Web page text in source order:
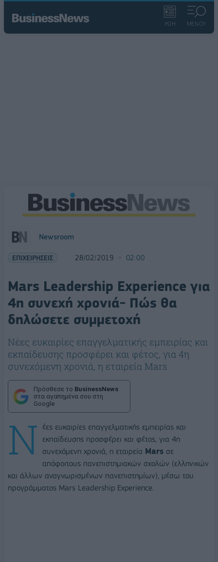
ΡΟΗ ΜΕΝΟΥ
Newsroom
ΕΠΙΧΕΙΡΗΣΕΙΣ 28/02/2019 02:00
Mars Leadership Experience για
4η συνεχή χρονιά- Πώς θα
δηλώσετε συμμετοχή
Νέες ευκαιρίες επαγγελματικής εμπειρίας και
εκπαίδευσης προσφέρει και φέτος, για 4η
συνεχόμενη χρονιά, η εταιρεία Mars
Πρόσθεσε το BusinessNews
στα αγαπημένα σου στη
Google
Ν
έες ευκαιρίες επαγγελματικής εμπειρίας και
εκπαίδευσης προσφέρει και φέτος, για 4η
συνεχόμενη χρονιά, η εταιρεία Mars σε
απόφοιτους πανεπιστημιακών σχολών (ελληνικών
και άλλων αναγνωρισμένων πανεπιστημίων), μέσω του
προγράμματος Mars Leadership Experience.